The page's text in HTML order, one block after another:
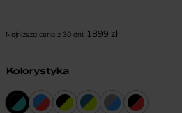
Najniższa cena z 30 dni: 1899 zł
Kolorystyka